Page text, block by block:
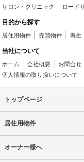
サロン・クリニック
ロード
目的から探す
居住用物件 売買物件 再生
当社について
ホーム 会社概要 お問合せ
個人情報の取り扱いについて
トップページ
居住用物件
オーナー様へ